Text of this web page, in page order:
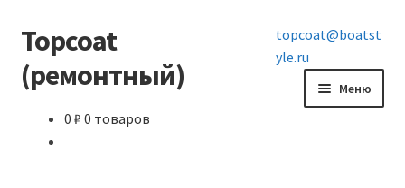
Перейти
навигации
Перейти
содержимому
Topcoat
(ремонтный)
topcoat@boatst
yle.ru
Меню
0 ₽ 0 товаров